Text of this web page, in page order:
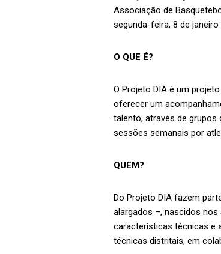
Associação de
segunda-feira, 8 de
O QUE É?
O Projeto DIA é um
oferecer um
talento, através de
sessões semanais por
QUEM?
Do Projeto DIA fazem
alargados –, nascidos nos
características técnicas e
técnicas distritais, em